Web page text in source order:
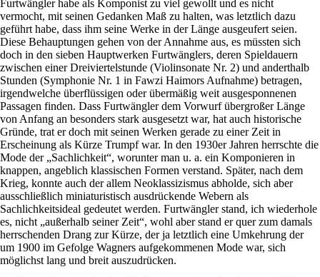
Furtwängler habe als Komponist zu viel gewollt und es nicht
vermocht, mit seinen Gedanken Maß zu halten, was letztlich dazu
geführt habe, dass ihm seine Werke in der Länge ausgeufert seien.
Diese Behauptungen gehen von der Annahme aus, es müssten sich
doch in den sieben Hauptwerken Furtwänglers, deren Spieldauern
zwischen einer Dreiviertelstunde (Violinsonate Nr. 2) und anderthalb
Stunden (Symphonie Nr. 1 in Fawzi Haimors Aufnahme) betragen,
irgendwelche überflüssigen oder übermäßig weit ausgesponnenen
Passagen finden. Dass Furtwängler dem Vorwurf übergroßer Länge
von Anfang an besonders stark ausgesetzt war, hat auch historische
Gründe, trat er doch mit seinen Werken gerade zu einer Zeit in
Erscheinung als Kürze Trumpf war. In den 1930er Jahren herrschte die
Mode der „Sachlichkeit“, worunter man u. a. ein Komponieren in
knappen, angeblich klassischen Formen verstand. Später, nach dem
Krieg, konnte auch der allem Neoklassizismus abholde, sich aber
ausschließlich miniaturistisch ausdrückende Webern als
Sachlichkeitsideal gedeutet werden. Furtwängler stand, ich wiederhole
es, nicht „außerhalb seiner Zeit“, wohl aber stand er quer zum damals
herrschenden Drang zur Kürze, der ja letztlich eine Umkehrung der
um 1900 im Gefolge Wagners aufgekommenen Mode war, sich
möglichst lang und breit auszudrücken.